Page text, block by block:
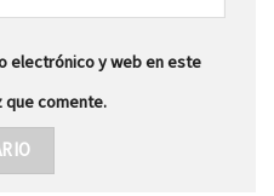
electrónico y web en este
que comente.